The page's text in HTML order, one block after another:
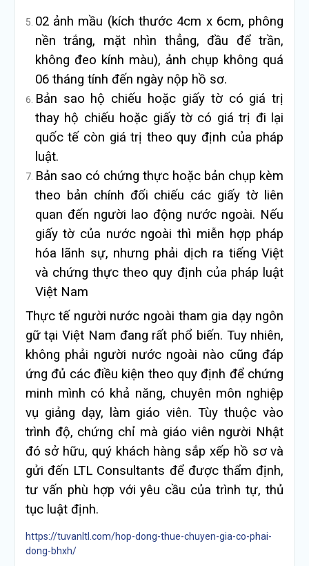
02 ảnh mầu (kích thước 4cm x 6cm, phông
nền trắng, mặt nhìn thẳng, đầu để trần,
không đeo kính màu), ảnh chụp không quá
06 tháng tính đến ngày nộp hồ sơ.
Bản sao hộ chiếu hoặc giấy tờ có giá trị
thay hộ chiếu hoặc giấy tờ có giá trị đi lại
quốc tế còn giá trị theo quy định của pháp
luật.
Bản sao có chứng thực hoặc bản chụp kèm
theo bản chính đối chiếu các giấy tờ liên
quan đến người lao động nước ngoài. Nếu
giấy tờ của nước ngoài thì miễn hợp pháp
hóa lãnh sự, nhưng phải dịch ra tiếng Việt
và chứng thực theo quy định của pháp luật
Việt Nam
Thực tế người nước ngoài tham gia dạy ngôn
gữ tại Việt Nam đang rất phổ biến. Tuy nhiên,
không phải người nước ngoài nào cũng đáp
ứng đủ các điều kiện theo quy định để chứng
minh mình có khả năng, chuyên môn nghiệp
vụ giảng dạy, làm giáo viên. Tùy thuộc vào
trình độ, chứng chỉ mà giáo viên người Nhật
đó sở hữu, quý khách hàng sắp xếp hồ sơ và
gửi đến LTL Consultants để được thẩm định,
tư vấn phù hợp với yêu cầu của trình tự, thủ
tục luật định.
https://tuvanltl.com/hop-dong-thue-chuyen-gia-co-phai-
dong-bhxh/